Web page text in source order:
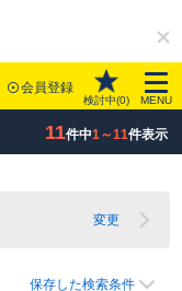
会員登録
検討中(0) MENU
11件中1～11件表示
変更
保存した検索条件